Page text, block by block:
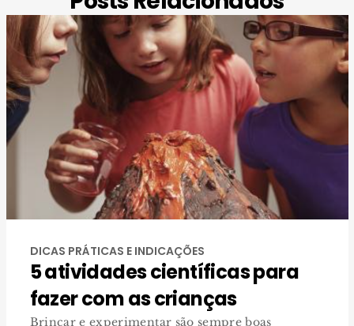
DICAS PRÁTICAS E INDICAÇÕES
5 atividades científicas para
fazer com as crianças
Brincar e experimentar são sempre boas